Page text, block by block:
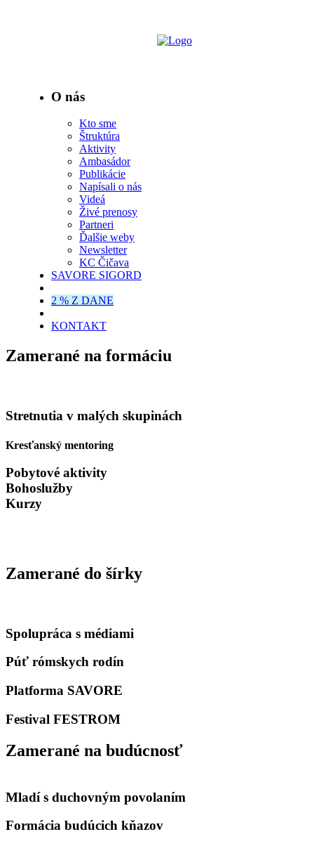
O nás
Kto sme
Štruktúra
Aktivity
Ambasádor
Publikácie
Napísali o nás
Videá
Živé prenosy
Partneri
Ďalšie weby
Newsletter
KC Čičava
SAVORE SIGORD
2 % Z DANE
KONTAKT
Zamerané na formáciu
Stretnutia v malých skupinách
Kresťanský mentoring
Pobytové aktivity
Bohoslužby
Kurzy
Zamerané do šírky
Spolupráca s médiami
Púť rómskych rodín
Platforma SAVORE
Festival FESTROM
Zamerané na budúcnosť
Mladí s duchovným povolaním
Formácia budúcich kňazov